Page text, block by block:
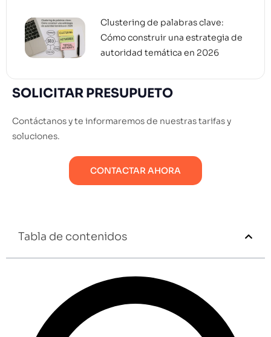
Clustering de palabras clave:
Cómo construir una estrategia de
autoridad temática en 2026
SOLICITAR PRESUPUETO
Contáctanos y te informaremos de nuestras tarifas y
soluciones.
CONTACTAR AHORA
Tabla de contenidos